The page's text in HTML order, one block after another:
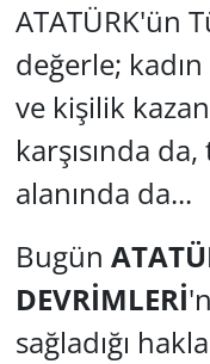
ATATÜRK'ün
değerle;
ve kişilik
karşısında
alanında da...
Bugün
DEVRİMLERİ
sağladığı